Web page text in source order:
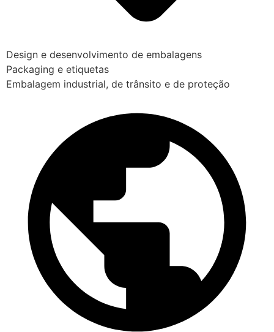
Design e desenvolvimento de embalagens
Packaging e etiquetas
Embalagem industrial, de trânsito e de proteção